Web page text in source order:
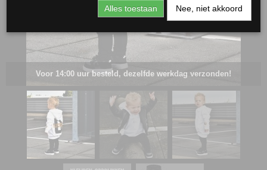
Voor 14:00 uur besteld, dezelfde werkdag verzonden!
Alles toestaan Nee, niet akkoord